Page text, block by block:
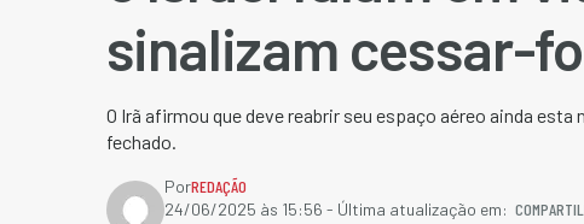
sinalizam cessar-
O Irã afirmou que deve reabrir seu espaço aéreo ainda esta
fechado.
PorREDAÇÃO
24/06/2025 às 15:56 - Última atualização em: